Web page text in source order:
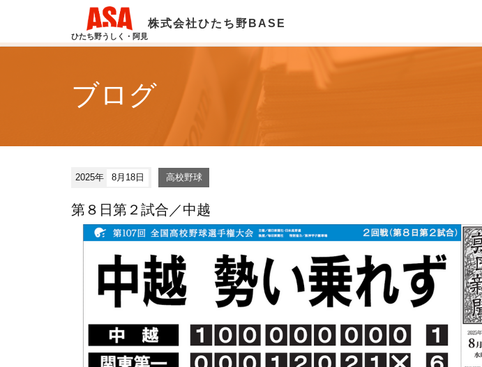
ひたち野うしく・阿見
株式会社ひたち野BASE
ブログ
2025年 8月18日 高校野球
第８日第２試合／中越